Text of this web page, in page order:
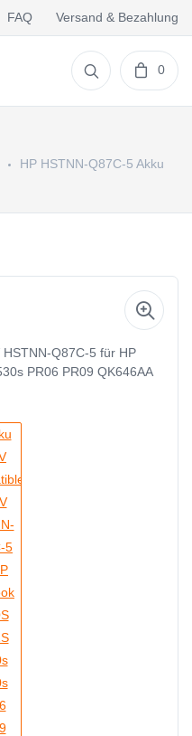
FAQ Versand & Bezahlung
0
HP HSTNN-Q87C-5 Akku